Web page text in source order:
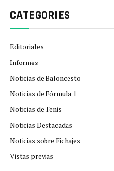
CATEGORIES
Editoriales
Informes
Noticias de Baloncesto
Noticias de Fórmula 1
Noticias de Tenis
Noticias Destacadas
Noticias sobre Fichajes
Vistas previas